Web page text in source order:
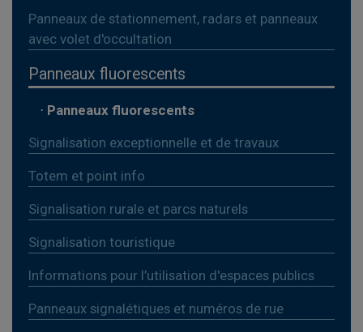
Panneaux de stationnement, radars et panneaux
avec volet d'occultation
Panneaux fluorescents
⋅ Panneaux fluorescents
Signalisation exceptionnelle et de travaux
Totem et point info
Signalisation rurale et parcs naturels
Signalisation touristique
Informations pour l’utilisation d'espaces publics
Panneaux signalétiques et numéros de rue